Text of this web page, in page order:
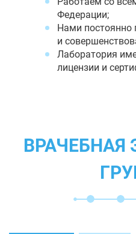
Федерации;
Нами постоянно
и
Лаборатория
лицензии и
ВРАЧЕБНАЯ